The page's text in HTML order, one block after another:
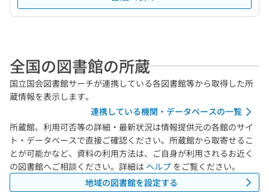
全国の図書館の所蔵
国立国会図書館サーチが連携している各図書館等から取得した所
蔵情報を表示します。
連携している機関・データベースの一覧
所蔵館、利用可否等の詳細・最新状況は情報提供元の各館のサイ
ト・データベースで直接ご確認ください。所蔵館から取寄せるこ
とが可能かなど、資料の利用方法は、ご自身が利用されるお近く
の図書館へご相談ください。詳細は ヘルプ をご覧ください。
地域の図書館を設定する